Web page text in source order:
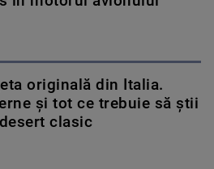
originală din Italia.
și tot ce trebuie să știi
clasic